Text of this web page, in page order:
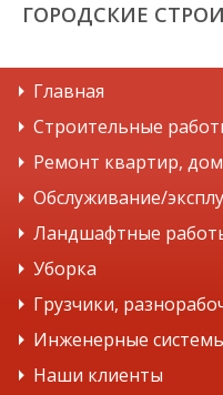
ГОРОДСКИЕ
Главная
Строительные
Ремонт квартир,
Обслуживание/
Ландшафтные
Уборка
Грузчики,
Инженерные
Наши клиенты